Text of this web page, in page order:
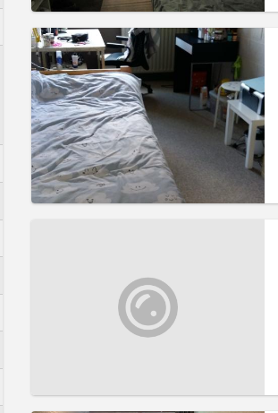
Practical Info
Rent:420 €
Charges:110 €
Duration:12 months
Domiciliation:No
125 €
10 months
Allowed